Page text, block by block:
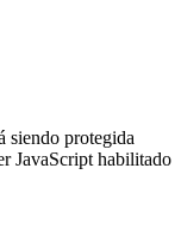
siendo protegida
JavaScript habilitado